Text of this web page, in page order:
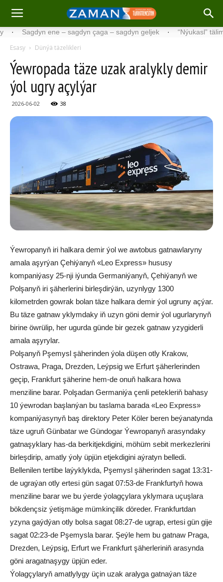
Sagdyn ene – sagdyn çaga – sagdyn geljek · “Nýukasl”
Esasy Dünýä täzelikleri
Ýewropada täze uzak aralykly demir
ýol ugry açylýar
2026-06-02 38
Ýewropanyň iri halkara demir ýol we awtobus gatnawlaryny
amala aşyrýan Çehiýanyň «Leo Express» hususy
kompaniýasy 25-nji iýunda Germaniýanyň, Çehiýanyň we
Polşanyň iri şäherlerini birleşdirýän, uzynlygy 1300
kilometrden gowrak bolan täze halkara demir ýol ugruny açýar.
Bu täze gatnaw yklymdaky iň uzyn göni demir ýol ugurlarynyň
birine öwrülip, her ugurda günde bir gezek gatnaw yzygiderli
amala aşyrylar.
Polşanyň Pşemysl şäherinden ýola düşen otly Krakow,
Ostrawa, Praga, Drezden, Leýpsig we Erfurt şäherlerinden
geçip, Frankfurt şäherine hem-de onuň halkara howa
menziline barar. Polşadan Germaniýa çenli petekleriň bahasy
10 ýewrodan başlanýan bu taslama barada «Leo Express»
kompaniýasynyň baş direktory Peter Köler beren beýanatynda
täze ugruň Günbatar we Gündogar Ýewropanyň arasyndaky
gatnaşyklary has-da berkitjekdigini, möhüm sebit merkezlerini
birleşdirip, amatly ýoly üpjün etjekdigini aýratyn belledi.
Bellenilen tertibe laýyklykda, Pşemysl şäherinden sagat 13:31-
de ugraýan otly ertesi gün sagat 07:53-de Frankfurtyň howa
menziline barar we bu ýerde ýolagçylara yklymara uçuşlara
bökdençsiz ýetişmäge mümkinçilik döreder. Frankfurtdan
yzyna gaýdýan otly bolsa sagat 08:27-de ugrap, ertesi gün gije
sagat 02:23-de Pşemysla barar. Şeýle hem bu gatnaw Praga,
Drezden, Leýpsig, Erfurt we Frankfurt şäherleriniň arasynda
göni aragatnaşygy üpjün eder.
Ýolagçylaryň amatlylygy üçin uzak aralyga gatnaýan täze